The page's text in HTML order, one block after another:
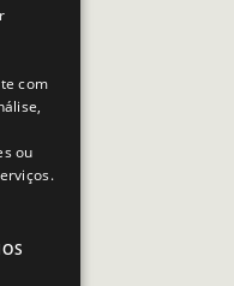
com
ou